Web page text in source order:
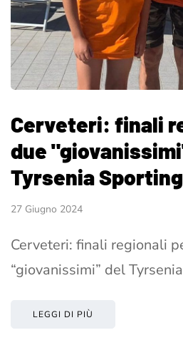
Cerveteri: finali
due
Tyrsenia
27 Giugno 2024
Cerveteri: finali regionali
“giovanissimi” del
LEGGI DI PIÙ